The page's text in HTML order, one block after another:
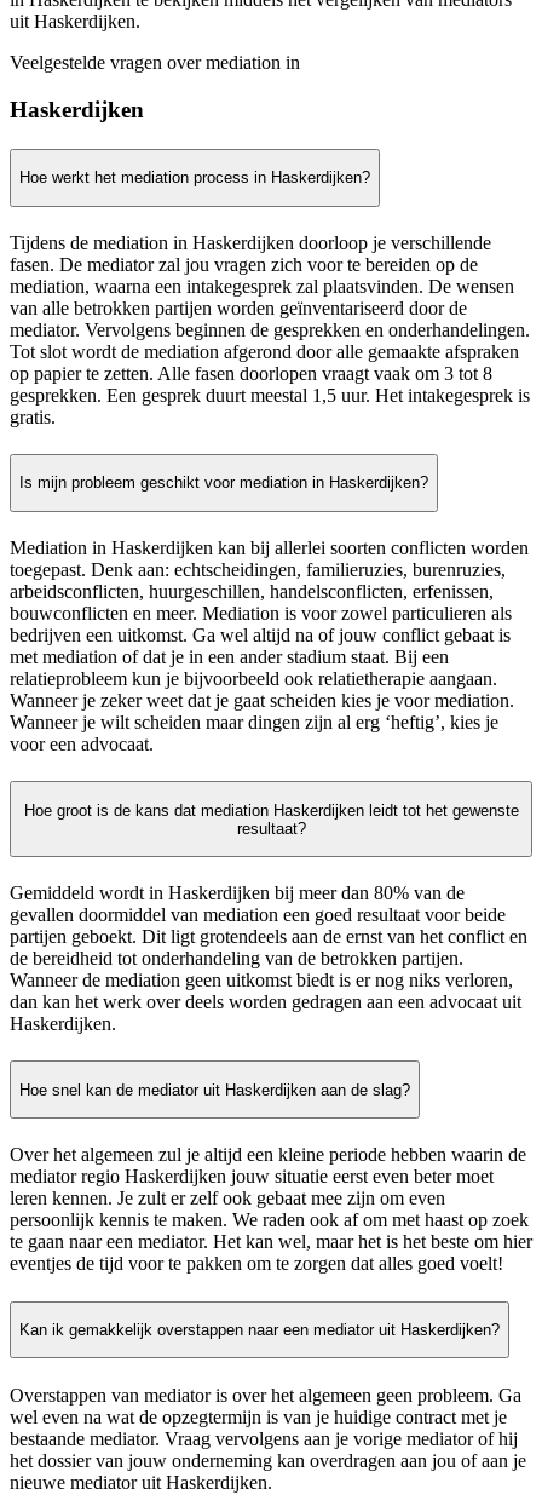
uit Haskerdijken.
Veelgestelde vragen over mediation in
Haskerdijken
Hoe werkt het mediation process in Haskerdijken?
Tijdens de mediation in Haskerdijken doorloop je verschillende
fasen. De mediator zal jou vragen zich voor te bereiden op de
mediation, waarna een intakegesprek zal plaatsvinden. De wensen
van alle betrokken partijen worden geïnventariseerd door de
mediator. Vervolgens beginnen de gesprekken en onderhandelingen.
Tot slot wordt de mediation afgerond door alle gemaakte afspraken
op papier te zetten. Alle fasen doorlopen vraagt vaak om 3 tot 8
gesprekken. Een gesprek duurt meestal 1,5 uur. Het intakegesprek is
gratis.
Is mijn probleem geschikt voor mediation in Haskerdijken?
Mediation in Haskerdijken kan bij allerlei soorten conflicten worden
toegepast. Denk aan: echtscheidingen, familieruzies, burenruzies,
arbeidsconflicten, huurgeschillen, handelsconflicten, erfenissen,
bouwconflicten en meer. Mediation is voor zowel particulieren als
bedrijven een uitkomst. Ga wel altijd na of jouw conflict gebaat is
met mediation of dat je in een ander stadium staat. Bij een
relatieprobleem kun je bijvoorbeeld ook relatietherapie aangaan.
Wanneer je zeker weet dat je gaat scheiden kies je voor mediation.
Wanneer je wilt scheiden maar dingen zijn al erg ‘heftig’, kies je
voor een advocaat.
Hoe groot is de kans dat mediation Haskerdijken leidt tot het gewenste
resultaat?
Gemiddeld wordt in Haskerdijken bij meer dan 80% van de
gevallen doormiddel van mediation een goed resultaat voor beide
partijen geboekt. Dit ligt grotendeels aan de ernst van het conflict en
de bereidheid tot onderhandeling van de betrokken partijen.
Wanneer de mediation geen uitkomst biedt is er nog niks verloren,
dan kan het werk over deels worden gedragen aan een advocaat uit
Haskerdijken.
Hoe snel kan de mediator uit Haskerdijken aan de slag?
Over het algemeen zul je altijd een kleine periode hebben waarin de
mediator regio Haskerdijken jouw situatie eerst even beter moet
leren kennen. Je zult er zelf ook gebaat mee zijn om even
persoonlijk kennis te maken. We raden ook af om met haast op zoek
te gaan naar een mediator. Het kan wel, maar het is het beste om hier
eventjes de tijd voor te pakken om te zorgen dat alles goed voelt!
Kan ik gemakkelijk overstappen naar een mediator uit Haskerdijken?
Overstappen van mediator is over het algemeen geen probleem. Ga
wel even na wat de opzegtermijn is van je huidige contract met je
bestaande mediator. Vraag vervolgens aan je vorige mediator of hij
het dossier van jouw onderneming kan overdragen aan jou of aan je
nieuwe mediator uit Haskerdijken.